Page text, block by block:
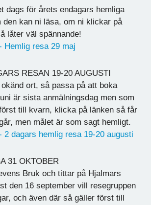
dags för årets endagars hemliga
den kan ni läsa, om ni klickar på
låter väl spännande!
Hemlig resa 29 maj
RESAN 19-20 AUGUSTI
ort, så passa på att boka
är sista anmälningsdag men som
till kvarn, klicka på länken så får
men målet är som sagt hemligt.
2 dagars hemlig resa 19-20 augusti
31 OKTOBER
Bruk och tittar på Hjalmars
den 16 september vill resegruppen
och även där så gäller först till